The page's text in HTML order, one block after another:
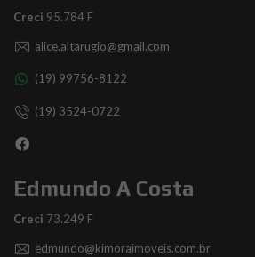
Creci 95.784 F
alice.altarugio@gmail.com
(19) 99756-8122
(19) 3524-0722
Edmundo A Costa
Creci 73.249 F
edmundo@kimoraimoveis.com.br